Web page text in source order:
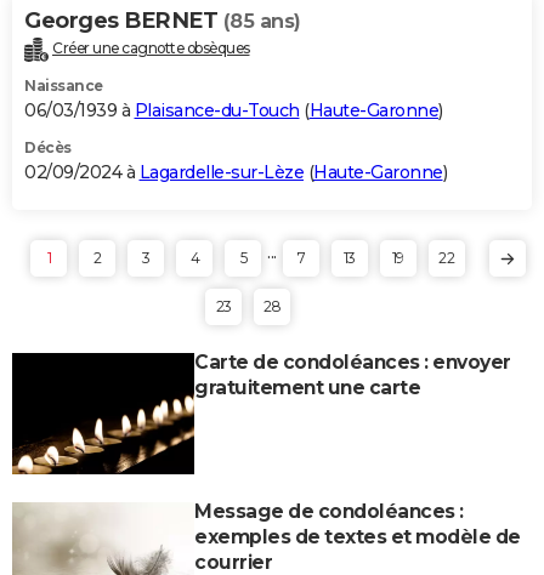
Georges BERNET (85 ans)
Créer une cagnotte obsèques
Naissance
06/03/1939 à Plaisance-du-Touch (Haute-Garonne)
Décès
02/09/2024 à Lagardelle-sur-Lèze (Haute-Garonne)
1 2 3 4 5 ... 7 13 19 22
23 28
Carte de condoléances : envoyer
gratuitement une carte
Message de condoléances :
exemples de textes et modèle de
courrier